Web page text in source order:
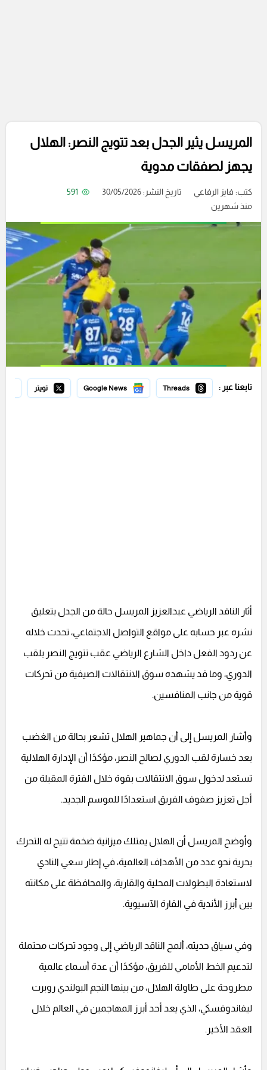
المريسل يثير الجدل بعد تتويج النصر: الهلال
يجهز لصفقات مدوية
كتب: فايز الرفاعي تاريخ النشر: 30/05/2026
591
منذ شهرين
تابعنا عبر : Threads
Google News تويتر
أثار الناقد الرياضي عبدالعزيز المريسل حالة من الجدل بتعليق
نشره عبر حسابه على مواقع التواصل الاجتماعي، تحدث خلاله
عن ردود الفعل داخل الشارع الرياضي عقب تتويج النصر بلقب
الدوري، وما قد يشهده سوق الانتقالات الصيفية من تحركات
قوية من جانب المنافسين.
وأشار المريسل إلى أن جماهير الهلال تشعر بحالة من الغضب
بعد خسارة لقب الدوري لصالح النصر، مؤكدًا أن الإدارة الهلالية
تستعد لدخول سوق الانتقالات بقوة خلال الفترة المقبلة من
أجل تعزيز صفوف الفريق استعدادًا للموسم الجديد.
وأوضح المريسل أن الهلال يمتلك ميزانية ضخمة تتيح له التحرك
بحرية نحو عدد من الأهداف العالمية، في إطار سعي النادي
لاستعادة البطولات المحلية والقارية، والمحافظة على مكانته
بين أبرز الأندية في القارة الآسيوية.
وفي سياق حديثه، ألمح الناقد الرياضي إلى وجود تحركات محتملة
لتدعيم الخط الأمامي للفريق، مؤكدًا أن عدة أسماء عالمية
مطروحة على طاولة الهلال، من بينها النجم البولندي روبرت
ليفاندوفسكي، الذي يعد أحد أبرز المهاجمين في العالم خلال
العقد الأخير.